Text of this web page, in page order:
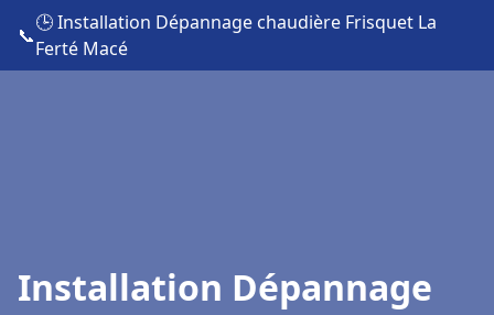
📞
🕒 Installation Dépannage chaudière Frisquet La
Ferté Macé
Installation Dépannage